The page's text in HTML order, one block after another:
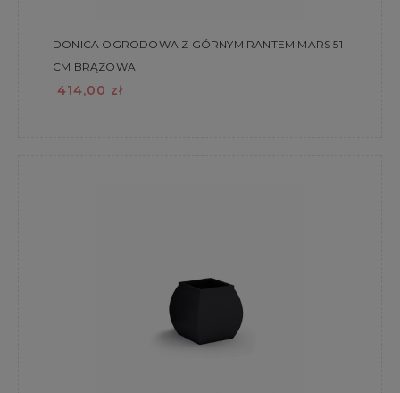
DONICA OGRODOWA Z GÓRNYM RANTEM MARS 51
CM BRĄZOWA
414,00 zł